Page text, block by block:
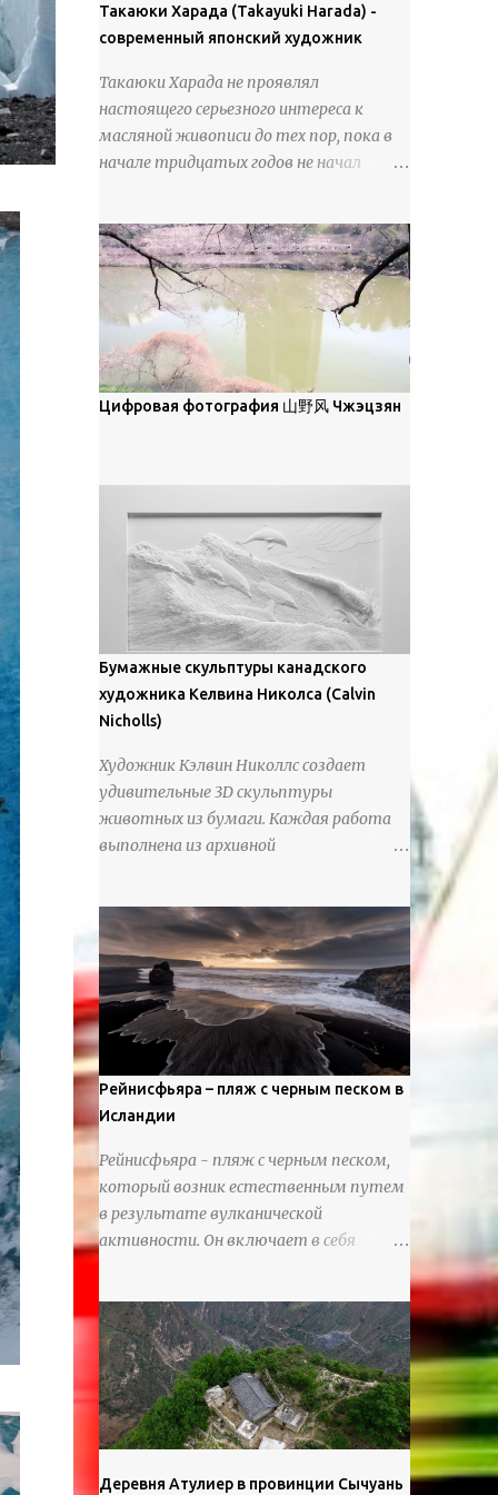
18 век. Шахматный набор "Рыцари
против турок" в шкатулке из
см, Холмогоры, 18 век....
покрова может восприниматься как
матовая. Такое свойство чаще всего
метелевого и фирнизированного снега.
Тем не менее, иногда значительное
количество кристаллов может
располагаться в одной плоскости,
поверхностной изморози. В данном
случае усиливается зеркальное
отражение, что приводит к
искристости снега, зависящей от
положения наблюдателя и высоты
солнца. Зеркальные свойства наиболее
заметны при угле солнечного света 15°
и ниже; при более высокой солнечной
описываются индикатрисой ...
Такаюки Харада (Takayuki Harada) -
современный японский художник
Такаюки Харада не проявлял
настоящего серьезного интереса к
масляной живописи до тех пор, пока в
начале тридцатых годов не начал
художественные музеи и галереи, он
был глубоко тронут и вдохновлен
красотой масляной живописи великих
мастеров. Искусствовед Брайан
Шервин прокомментировал картины
художника, заявив, что "Такаюки
Харада сочетает в себе классическую
смысле, персонажи его картин
предлагают зрителям незаконченный
рассказ, который усиливается его
уникальной манерой использования
освещения". Для просмотра всех работ,
посетите страницу –
https://www.artfinder.com/artist/takayuki-
harada/about/#/
Цифровая фотография 山野风 Чжэцзян
Бумажные скульптуры канадского
художника Келвина Николса (Calvin
Nicholls)
Художник Кэлвин Николлс создает
удивительные 3D скульптуры
животных из бумаги. Каждая работа
выполнена из архивной
выцветание. Николлс использует
крошечные количества клея для
закрепления отдельных деталей,
используя ножи и инструменты для
текстурирования, чтобы точно
вылепить каждую деталь. источник
https://calvinnicholls.com/
Рейнисфьяра – пляж с черным песком в
Исландии
Рейнисфьяра - пляж с черным песком,
который возник естественным путем
в результате вулканической
активности. Он включает в себя
массивные базальтовые
шестиугольные колонны, высокие
утесы, лавовые образования, черную
береговую линию и великолепные
каменные арки.
Деревня Атулиер в провинции Сычуань